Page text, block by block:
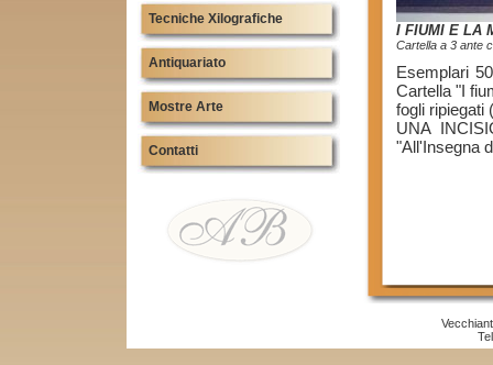
Tecniche Xilografiche
Antiquariato
Mostre Arte
Contatti
I FIUMI E LA
Cartella a 3 ante
Esemplari
Cartella "I
fogli ripiegati
UNA
"All'Insegna